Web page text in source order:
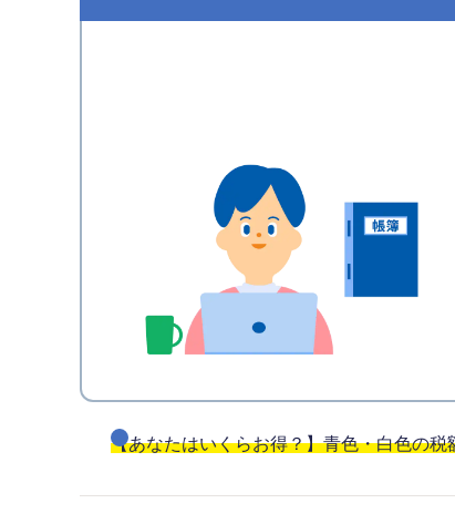
【あなたはいくらお得？】青色・白色の